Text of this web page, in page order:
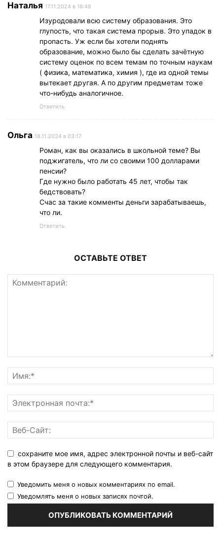
Наталья 17.11.2024 в 16:48
Изуродовали всю систему образования. Это
глупость, что такая система прорыв. Это упадок в
пропасть. Уж если бы хотели поднять
образование, можно было бы сделать зачётную
систему оценок по всем темам по точным наукам
( физика, математика, химия ), где из одной темы
вытекает другая. А по другим предметам тоже
что-нибудь аналогичное.
Ответить
Ольга 18.11.2024 в 03:17
Роман, как вы оказались в школьной теме? Вы
поджигатель, что ли со своими 100 долларами
пенсии?
Где нужно было работать 45 лет, чтобы так
бедствовать?
Счас за такие комменты деньги зарабатываешь,
что ли.
Ответить
ОСТАВЬТЕ ОТВЕТ
сохраните мое имя, адрес электронной почты и веб-сайт
в этом браузере для следующего комментария.
Уведомить меня о новых комментариях по email.
Уведомлять меня о новых записях почтой.